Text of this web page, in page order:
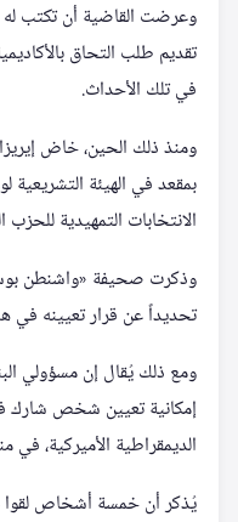
وعرضت القاضية أن تكتب
تقديم طلب التحاق
في تلك الأحداث.
ومنذ ذلك الحين، خاض
بمقعد في الهيئة التشريعية
الانتخابات التمهيدية للحزب
وذكرت صحيفة «واشنطن
تحديداً عن قرار تعيينه في
ومع ذلك يُقال إن مسؤولي
إمكانية تعيين شخص
الديمقراطية الأميركية،
يُذكر أن خمسة أشخاص لقوا